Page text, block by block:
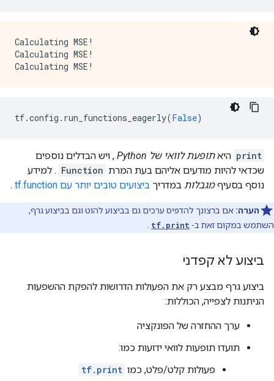
      name: "cond/Const_2"
      op: "Const"
      attr {
        }
        key: "value"
        value {
          tensor {
            dtype: DT_INT32
            }
    node_def {
Calculating MSE!
Calculating MSE!
tf.config . run_functions_eagerly(False)
print היאתופעת לוואי של Python
, ויש הבדלים נוספים
שכדאי להיות מודעים אליהם בעת המרת Function . למידע
נוסף בסעיףמגבלות במדריך ביצועים טובים יותר עם tf.function .
הערה: אם ברצונך להדפיס ערכים גם בביצוע להוט וגם בביצוע גרף,
השתמש במקום זאת ב- tf.print
ביצוע לא קפדני
ביצוע גרף מבצע רק את הפעולות הדרושות להפקת ההשפעות
הניתנות לצפייה, הכוללות:
ערך ההחזרה של הפונקציה
תועדו תופעות לוואי ידועות כמו:
פעולות קלט/פלט, כמו tf.print